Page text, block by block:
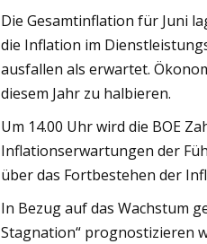
Die Gesamtinflation für Juni
die Inflation im
ausfallen als erwartet.
diesem Jahr zu halbieren.
Um 14.00 Uhr wird die BOE
Inflationserwartungen der
über das Fortbestehen der
In Bezug auf das Wachstum
Stagnation“ prognostizieren